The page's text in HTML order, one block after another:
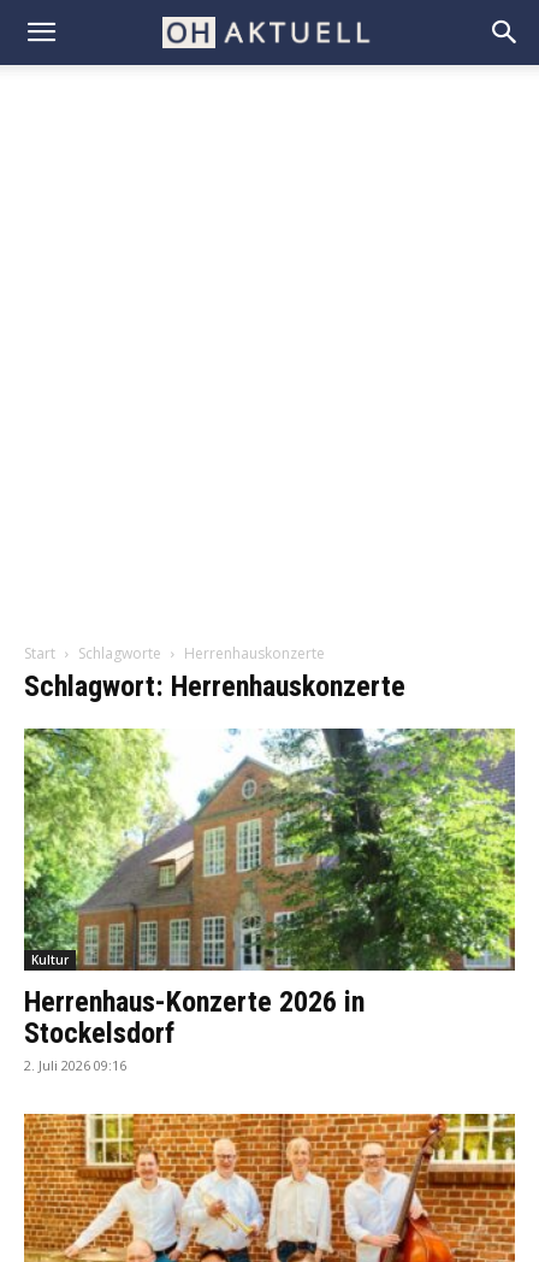
Start Schlagworte Herrenhauskonzerte
Schlagwort: Herrenhauskonzerte
Kultur
Herrenhaus-Konzerte 2026 in
Stockelsdorf
2. Juli 2026 09:16